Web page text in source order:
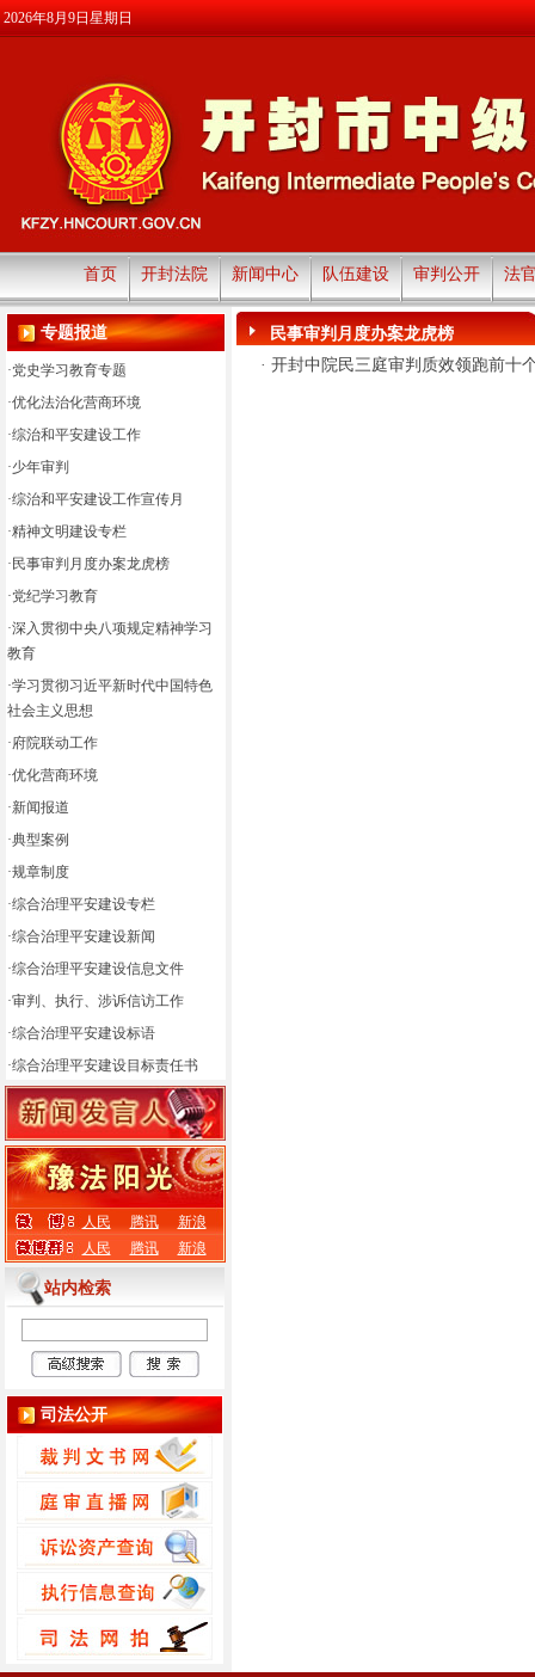
2026年8月9日星期日
首页 开封法院 新闻中心 队伍建设 审判公开 法
专题报道
·党史学习教育专题
·优化法治化营商环境
·综治和平安建设工作
·少年审判
·综治和平安建设工作宣传月
·精神文明建设专栏
· 民事审判月度办案龙虎榜
·党纪学习教育
·深入贯彻中央八项规定精神学习
教育
·学习贯彻习近平新时代中国特色
社会主义思想
·府院联动工作
·优化营商环境
·新闻报道
·典型案例
·规章制度
·综合治理平安建设专栏
·综合治理平安建设新闻
·综合治理平安建设信息文件
·审判、执行、涉诉信访工作
·综合治理平安建设标语
·综合治理平安建设目标责任书
人民 腾讯
新浪
人民
腾讯 新浪
站内检索
司法公开
民事审判月度办案龙虎榜
· 开封中院民三庭审判质效领跑前十